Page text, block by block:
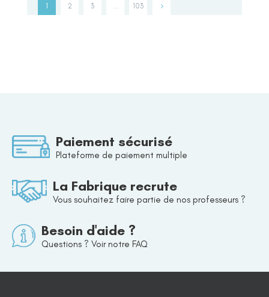
1 2 3 … 103
Paiement sécurisé
Plateforme de paiement multiple
La Fabrique recrute
Vous souhaitez faire partie de nos professeurs ?
Besoin d'aide ?
Questions ? Voir notre FAQ